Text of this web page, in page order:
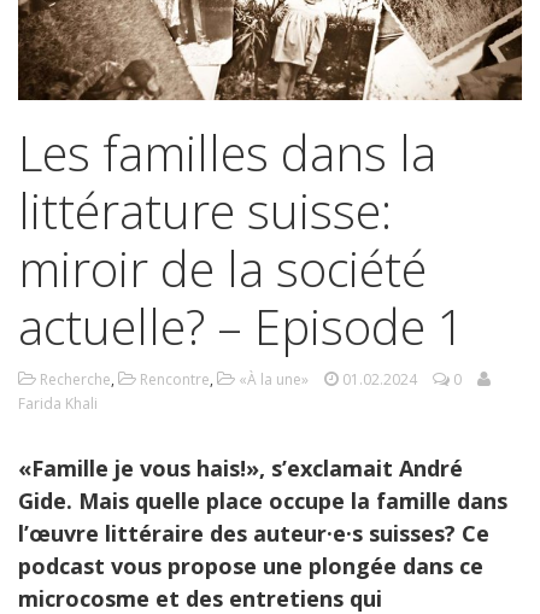
Les familles dans la
littérature suisse:
miroir de la société
actuelle? – Episode 1
Recherche, Rencontre, «À la une» 01.02.2024
0
Farida Khali
«Famille je vous hais!», s’exclamait André
Gide. Mais quelle place occupe la famille dans
l’œuvre littéraire des auteur·e·s suisses? Ce
podcast vous propose une plongée dans ce
microcosme et des entretiens qui